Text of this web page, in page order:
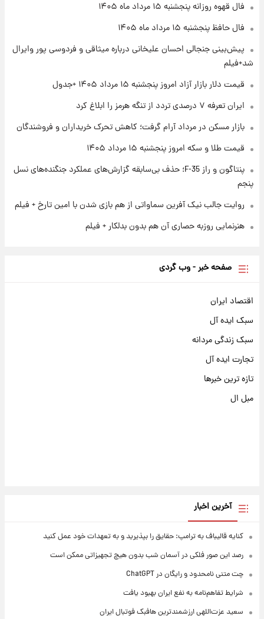
فال روزانه واقعی پنجشنبه ۱۵ مرداد ۱۴۰۵
۱ روز پیش
۱ روز پیش
نام خودرو، مبلغ پیش پرداخت و زمان تحویل |
سود مشارکت چند درصد است؟
فال قهوه روزانه پنجشنبه ۱۵ مرداد ماه ۱۴۰۵
فال حافظ پنجشنبه ۱۵ مرداد ماه ۱۴۰۵
پیش‌بینی جنجالی احسان علیخانی درباره میثاقی و فردوسی پور وایرال
شد+فیلم
قیمت دلار بازار آزاد امروز پنجشنبه ۱۵ مرداد ۱۴۰۵ +جدول
ایران تعرفه ۷ درصدی تردد از تنگه هرمز را ابلاغ کرد
بازار مسکن در مرداد آرام گرفت؛ کاهش تحرک خریداران و فروشندگان
قیمت طلا و سکه امروز پنجشنبه ۱۵ مرداد ۱۴۰۵
پنتاگون و راز F-35؛ حذف بی‌سابقه گزارش‌های عملکرد جنگنده‌های نسل
پنجم
روایت جالب نیک آفرین سماواتی از هم بازی شدن با امین تارخ + فیلم
هنرنمایی روزبه حصاری آن هم بدون بدلکار + فیلم
صفحه خبر - وب گردی
اقتصاد ایران
سبک ایده آل
سبک زندگی مردانه
تجارت ایده آل
تازه ترین خبرها
مبل ال
آخرین اخبار
کنایه قالیباف به ترامپ: حقایق را بپذیرید و به تعهدات خود عمل کنید
رصد این صور فلکی در آسمان شب بدون هیچ تجهیزاتی ممکن است
چت متنی نامحدود و رایگان در ChatGPT
شرایط تفاهم‌نامه به نفع ایران بهبود یافت
سعید عزت‌اللهی ارزشمندترین هافبک فوتبال ایران